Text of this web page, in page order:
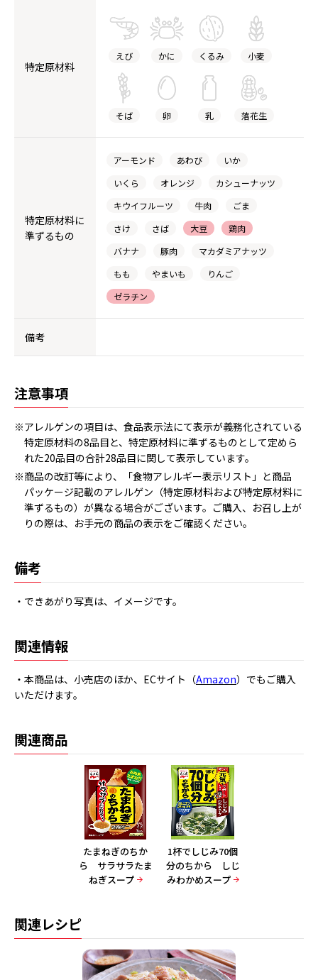
特定原材料
えび かに くるみ 小麦
そば 卵 乳 落花生
特定原材料に
準ずるもの
アーモンド あわび
いか
いくら
オレンジ
カシューナッツ
キウイフルーツ
牛肉
ごま
さけ
さば 大豆
鶏肉
バナナ
豚肉
マカダミアナッツ
もも
やまいも
りんご
ゼラチン
備考
注意事項
※アレルゲンの項目は、食品表示法にて表示が義務化されている
特定原材料の8品目と、特定原材料に準ずるものとして定めら
れた20品目の合計28品目に関して表示しています。
※商品の改訂等により、「食物アレルギー表示リスト」と商品
パッケージ記載のアレルゲン（特定原材料および特定原材料に
準ずるもの）が異なる場合がございます。ご購入、お召し上が
りの際は、お手元の商品の表示をご確認ください。
備考
・できあがり写真は、イメージです。
関連情報
・本商品は、小売店のほか、ECサイト（Amazon）でもご購入
いただけます。
関連商品
たまねぎのちか
ら サラサラたま
ねぎスープ
1杯でしじみ70個
分のちから しじ
みわかめスープ
関連レシピ